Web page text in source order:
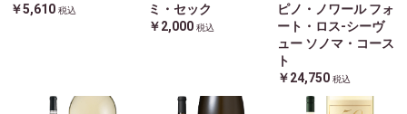
￥5,610 税込
ミ・セック
￥2,000 税込
ピノ・ノワール フォ
ート・ロス-シーヴ
ュー ソノマ・コース
ト
￥24,750 税込